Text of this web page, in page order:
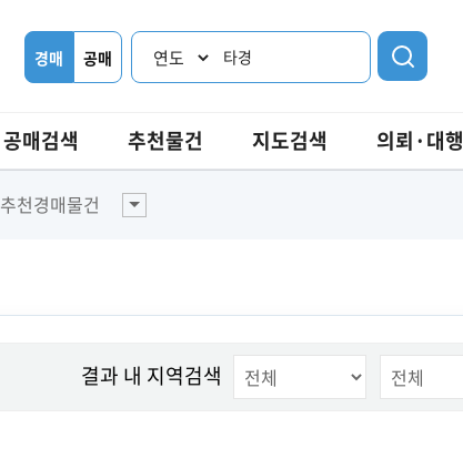
경매 공매 타경
공매검색 추천물건 지도검색 의뢰·대행
추천경매물건
결과 내 지역검색